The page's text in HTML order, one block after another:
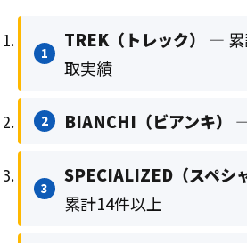
1
TREK（トレック）
— 累
取実績
2 BIANCHI（ビアンキ）
3
SPECIALIZED（スペシ
累計14件以上